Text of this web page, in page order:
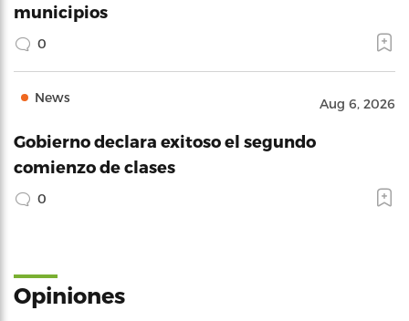
municipios
0
News Aug 6, 2026
Gobierno declara exitoso el segundo
comienzo de clases
0
Opiniones